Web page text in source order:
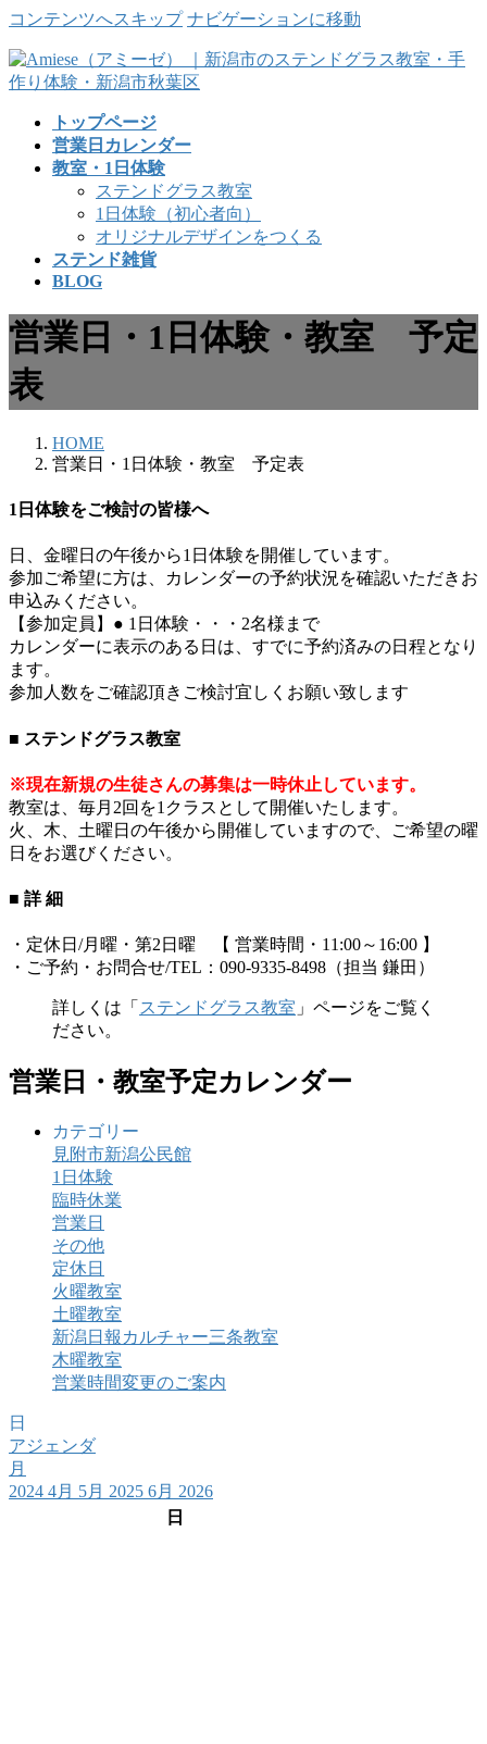
コンテンツへスキップ ナビゲーションに移動
トップページ
営業日カレンダー
教室・1日体験
ステンドグラス教室
1日体験（初心者向）
オリジナルデザインをつくる
ステンド雑貨
BLOG
営業日・1日体験・教室 予定
表
HOME
営業日・1日体験・教室 予定表
1日体験をご検討の皆様へ
日、金曜日の午後から1日体験を開催しています。
参加ご希望に方は、カレンダーの予約状況を確認いただきお
申込みください。
【参加定員】● 1日体験・・・2名様まで
カレンダーに表示のある日は、すでに予約済みの日程となり
ます。
参加人数をご確認頂きご検討宜しくお願い致します
■ ステンドグラス教室
※現在新規の生徒さんの募集は一時休止しています。
教室は、毎月2回を1クラスとして開催いたします。
火、木、土曜日の午後から開催していますので、ご希望の曜
日をお選びください。
■ 詳 細
・定休日/月曜・第2日曜 【 営業時間・11:00～16:00 】
・ご予約・お問合せ/TEL：090-9335-8498（担当 鎌田）
詳しくは「 ステンドグラス教室 」ページをご覧く
ださい。
営業日・教室予定カレンダー
カテゴリー
見附市新潟公民館
1日体験
臨時休業
営業日
その他
定休日
火曜教室
土曜教室
新潟日報カルチャー三条教室
木曜教室
営業時間変更のご案内
日
アジェンダ
月
2024 4月 5月 2025 6月 2026
日